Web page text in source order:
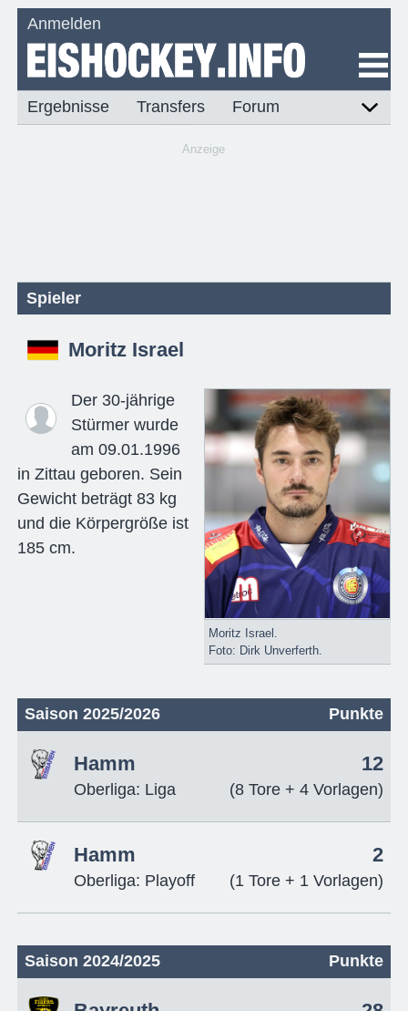
Anmelden
Ergebnisse Transfers Forum
Anzeige
Spieler
Moritz Israel
Moritz Israel.
Foto: Dirk Unverferth.
Der 30-jährige
Stürmer wurde
am 09.01.1996
in Zittau geboren. Sein
Gewicht beträgt 83 kg
und die Körpergröße ist
185 cm.
Saison 2025/2026 Punkte
Hamm
Oberliga: Liga
12
(8 Tore + 4 Vorlagen)
Hamm
Oberliga: Playoff
2
(1 Tore + 1 Vorlagen)
Saison 2024/2025 Punkte